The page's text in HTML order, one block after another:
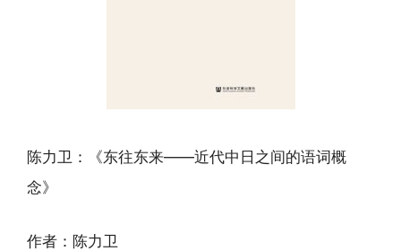
陈力卫：《东往东来——近代中日之间的语词概
念》
作者：陈力卫